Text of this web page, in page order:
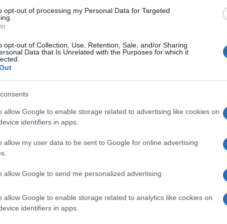
opt-out of processing my Personal Data for Targeted
opt-out of Collection, Use, Retention, Sale, and/or Sharing
Data that Is Unrelated with the Purposes for which it
allow Google to enable storage related to advertising like cookies on
identifiers in apps.
allow my user data to be sent to Google for online advertising
allow Google to send me personalized advertising.
allow Google to enable storage related to analytics like cookies on
identifiers in apps.
francese.
per via diun clima a dir poco infuocato,
un momento all’altro, anche in un
Ultimamente, però, nella vicina
in un caso:
La riforma delle pensioni prima, le
che sia un periodo felice per il
accaduto nel giorno delle gloriose
prova. Non solo l’inquilino
il consueto discorso alla nazione in
di pesantissime critiche da parte della